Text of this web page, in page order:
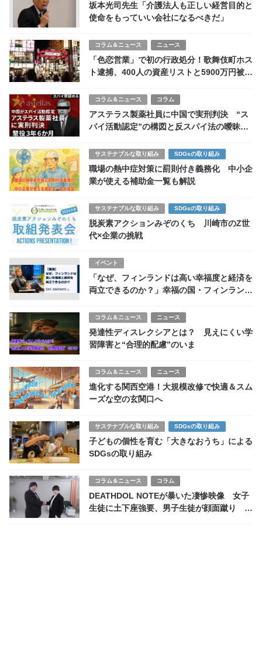
坂本光司先生「介護法人も正しい経営目的と
使命をもっていい会社になるべきだ」
コラム＆ニュース ニュース
「色恋営業」で初の行政処分！歌舞伎町ホス
ト逮捕、400人の資産リストと5900万円被害
コラム＆ニュース コラム
アステラス製薬社員に中国で実刑判決 “ス
パイ活動認定”の構図と反スパイ法の曖昧な
サステナブルな取り組み SDGsの取り組み
職場の熱中症対策に罰則付き義務化 中小企
業が使える補助金一覧も解説
サステナブルな取り組み SDGsの取り組み
脱炭素アクションみぞのくち 川崎市のZ世
代×企業の挑戦
イベント
「なぜ、フィンランドは高い幸福度と経済を
両立できるのか？」幸福の国・フィンランド
コラム＆ニュース ニュース
発達性ディスレクシアとは？ 見えにくい学
習障害と“合理的配慮”のいま
コラム＆ニュース ニュース
進化する関西空港！大規模改修で快適＆スム
ーズな空の玄関口へ
サステナブルな取り組み SDGsの取り組み
子どもの個性を育む「大きなおうち」による
SDGsの取り組み
コラム＆ニュース コラム
DEATHDOL NOTEが暴いた凄惨映像 女子
生徒に土下座強要、男子生徒が顔面蹴り 会